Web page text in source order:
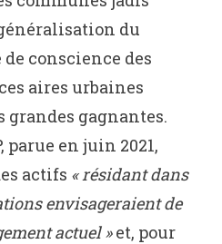
du
conscience des
aires urbaines
grandes gagnantes.
parue en juin 2021,
actifs « résidant dans
envisageraient de
actuel »et, pour